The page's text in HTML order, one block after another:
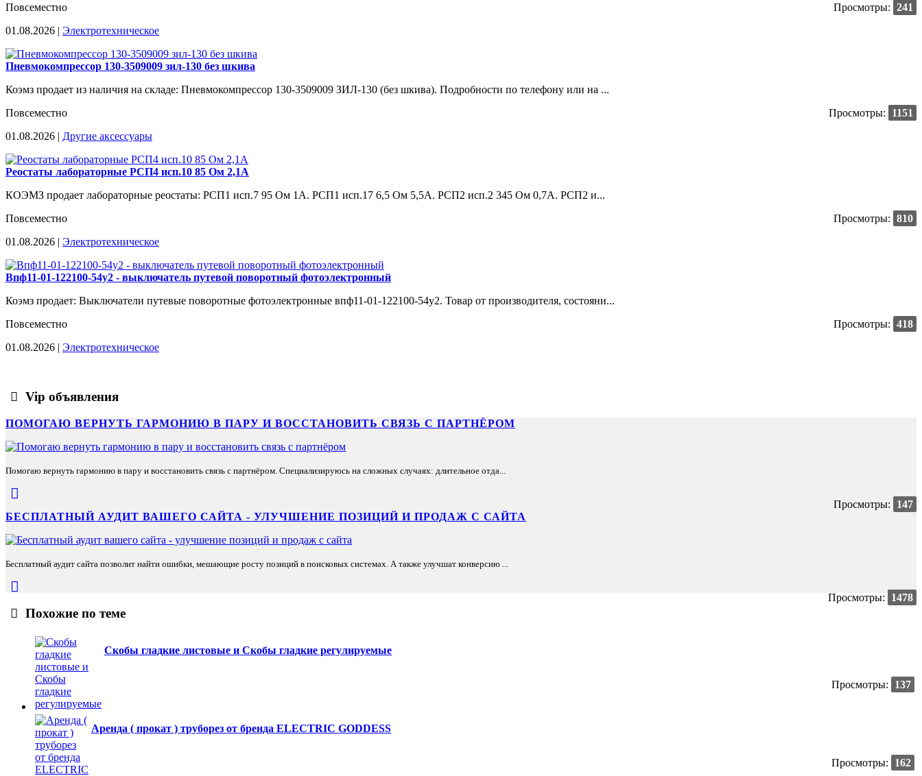
Повсеместно
Просмотры: 241
01.08.2026 | Электротехническое
Пневмокомпрессор 130-3509009 зил-130 без шкива
Коэмз продает из наличия на складе: Пневмокомпрессор 130-3509009 ЗИЛ-130 (без шкива). Подробности по телефону или на ...
Повсеместно
Просмотры:
1151
01.08.2026 | Другие аксессуары
Реостаты лабораторные РСП4 исп.10 85 Ом 2,1А
КОЭМЗ продает лабораторные реостаты: РСП1 исп.7 95 Ом 1А. РСП1 исп.17 6,5 Ом 5,5А. РСП2 исп.2 345 Ом 0,7А. РСП2 и...
Повсеместно
Просмотры: 810
01.08.2026 | Электротехническое
Впф11-01-122100-54у2 - выключатель путевой поворотный фотоэлектронный
Коэмз продает: Выключатели путевые поворотные фотоэлектронные впф11-01-122100-54у2. Товар от производителя, состояни...
Повсеместно
Просмотры: 418
01.08.2026 | Электротехническое
Vip объявления
ПОМОГАЮ ВЕРНУТЬ ГАРМОНИЮ В ПАРУ И ВОССТАНОВИТЬ СВЯЗЬ С ПАРТНЁРОМ
Помогаю вернуть гармонию в пару и восстановить связь с партнёром. Специализируюсь на сложных случаях: длительное отда...
Просмотры:
147
БЕСПЛАТНЫЙ АУДИТ ВАШЕГО САЙТА - УЛУЧШЕНИЕ ПОЗИЦИЙ И ПРОДАЖ С САЙТА
Бесплатный аудит сайта позволит найти ошибки, мешающие росту позиций в поисковых системах. А также улучшат конверсию ...
Просмотры: 1478
Похожие по теме
Скобы гладкие листовые и Скобы гладкие регулируемые
Просмотры: 137
Аренда ( прокат ) труборез от бренда ELECTRIC GODDESS
Просмотры: 162